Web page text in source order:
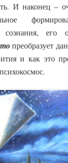
И наконец –
сознания, его
преобразует
и как это